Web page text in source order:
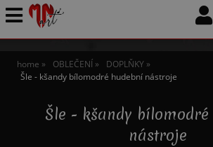
home OBLEČENÍ
DOPLŇKY
Šle - kšandy bílomodré hudební nástroje
Šle - kšandy
nástroje